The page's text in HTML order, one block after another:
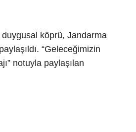
köprü, Jandarma
“Geleceğimizin
notuyla paylaşılan